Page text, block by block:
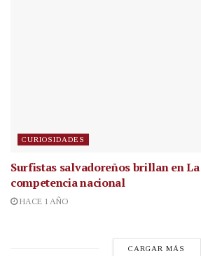
CURIOSIDADES
Surfistas salvadoreños brillan en
competencia nacional
HACE 1 AÑO
CARGAR MÁS